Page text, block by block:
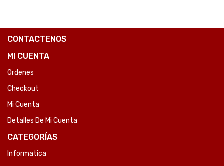
CONTACTENOS
MI CUENTA
Ordenes
Checkout
Mi Cuenta
Detalles De Mi Cuenta
CATEGORÍAS
Informatica